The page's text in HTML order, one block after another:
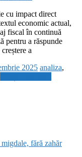
cu impact direct
economic actual,
fiscal în continuă
pentru a răspunde
a
2025 analiza,
fără zahăr